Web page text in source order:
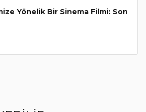
Yönelik Bir Sinema Filmi: Son